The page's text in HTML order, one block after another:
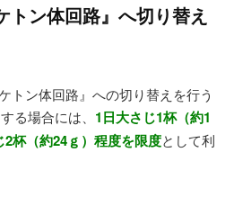
トン体回路』へ切り替え
トン体回路』への切り替えを行う
る場合には、 1日大さじ1杯（約1
杯（約24ｇ）程度を限度として利